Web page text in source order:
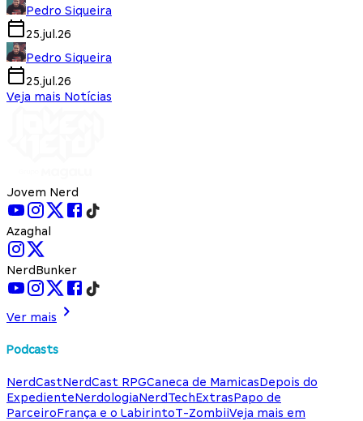
Pedro Siqueira
25.jul.26
Pedro Siqueira
25.jul.26
Veja mais Notícias
Jovem Nerd
Azaghal
NerdBunker
Ver mais
Podcasts
NerdCastNerdCast RPGCaneca de MamicasDepois do
ExpedienteNerdologiaNerdTechExtrasPapo de
ParceiroFrança e o LabirintoT-ZombiiVeja mais em